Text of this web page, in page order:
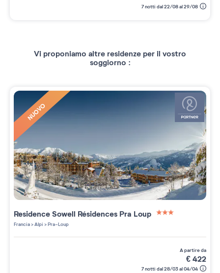
7 notti dal 22/08 al 29/08
Vi proponiamo altre residenze per il vostro
soggiorno :
NUOVO
ResidenceSowell Résidences Pra Loup
Francia>Alpi >Pra-Loup
a partire da
€422
7 notti dal 28/03 al 04/04